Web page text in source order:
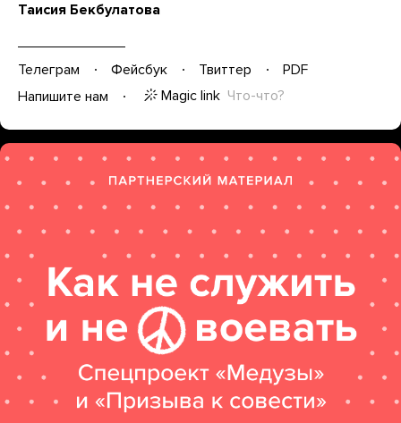
Таисия Бекбулатова
Телеграм Фейсбук Твиттер
PDF
Напишите нам
Magic link Что-что?